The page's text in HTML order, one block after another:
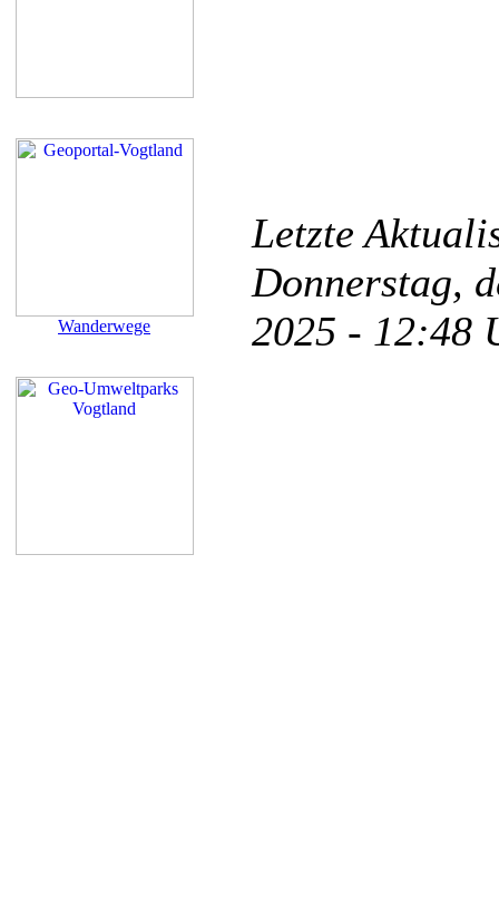
Wanderwege
Letzte
Donnerstag,
2025 -